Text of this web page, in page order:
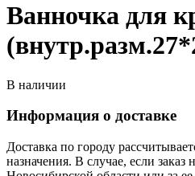
Ванночка для
В наличии
Информация о доставке
Доставка по городу
назначения. В случае, если заказ